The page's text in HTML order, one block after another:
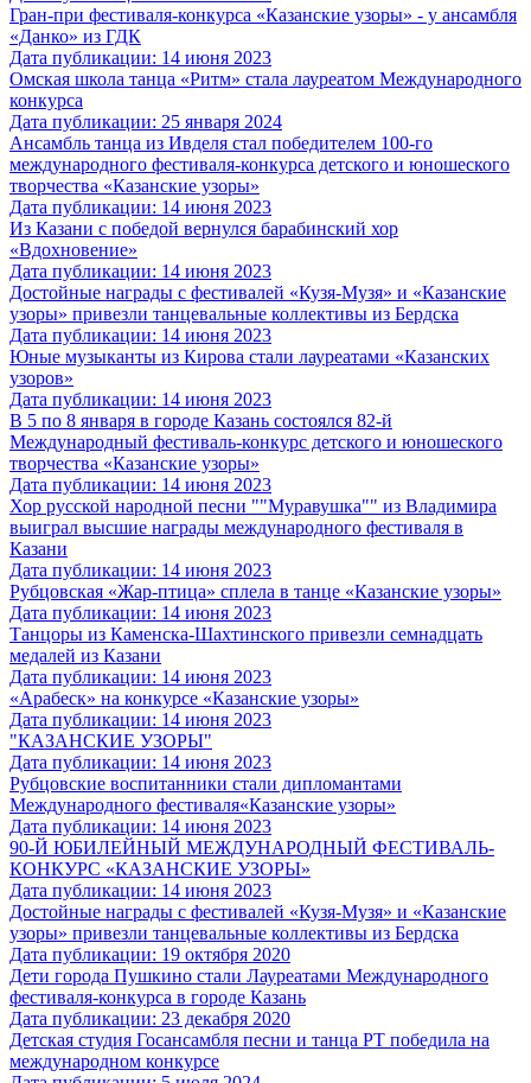
Гран-при фестиваля-конкурса «Казанские узоры» - у ансамбля
«Данко» из ГДК
Дата публикации: 14 июня 2023
Омская школа танца «Ритм» стала лауреатом Международного
конкурса
Дата публикации: 25 января 2024
Ансамбль танца из Ивделя стал победителем 100-го
международного фестиваля-конкурса детского и юношеского
творчества «Казанские узоры»
Дата публикации: 14 июня 2023
Из Казани с победой вернулся барабинский хор
«Вдохновение»
Дата публикации: 14 июня 2023
Достойные награды с фестивалей «Кузя-Музя» и «Казанские
узоры» привезли танцевальные коллективы из Бердска
Дата публикации: 14 июня 2023
Юные музыканты из Кирова стали лауреатами «Казанских
узоров»
Дата публикации: 14 июня 2023
В 5 по 8 января в городе Казань состоялся 82-й
Международный фестиваль-конкурс детского и юношеского
творчества «Казанские узоры»
Дата публикации: 14 июня 2023
Хор русской народной песни ""Муравушка"" из Владимира
выиграл высшие награды международного фестиваля в
Казани
Дата публикации: 14 июня 2023
Рубцовская «Жар-птица» сплела в танце «Казанские узоры»
Дата публикации: 14 июня 2023
Танцоры из Каменска-Шахтинского привезли семнадцать
медалей из Казани
Дата публикации: 14 июня 2023
«Арабеск» на конкурсе «Казанские узоры»
Дата публикации: 14 июня 2023
"КАЗАНСКИЕ УЗОРЫ"
Дата публикации: 14 июня 2023
Рубцовские воспитанники стали дипломантами
Международного фестиваля«Казанские узоры»
Дата публикации: 14 июня 2023
90-Й ЮБИЛЕЙНЫЙ МЕЖДУНАРОДНЫЙ ФЕСТИВАЛЬ-
КОНКУРС «КАЗАНСКИЕ УЗОРЫ»
Дата публикации: 14 июня 2023
Достойные награды с фестивалей «Кузя-Музя» и «Казанские
узоры» привезли танцевальные коллективы из Бердска
Дата публикации: 19 октября 2020
Дети города Пушкино стали Лауреатами Международного
фестиваля-конкурса в городе Казань
Дата публикации: 23 декабря 2020
Детская студия Госансамбля песни и танца РТ победила на
международном конкурсе